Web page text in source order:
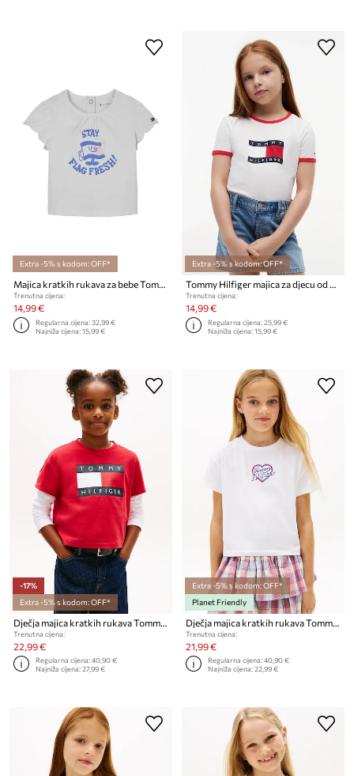
Extra -5% s kodom: OFF*
Majica kratkih rukava za bebe Tommy Hilfiger
Trenutna cijena:
14,99 €
Regularna cijena:32,99 €
Najniža cijena:15,99 €
Extra -5% s kodom: OFF*
Tommy Hilfiger majica za djecu od pamuka
Trenutna cijena:
14,99 €
Regularna cijena:25,99 €
Najniža cijena:15,99 €
-17%
Extra -5% s kodom: OFF*
Dječja majica kratkih rukava Tommy Hilfiger
Trenutna cijena:
22,99 €
Regularna cijena:40,90 €
Najniža cijena:27,99 €
Extra -5% s kodom: OFF*
Planet Friendly
Dječja majica kratkih rukava Tommy Hilfiger
Trenutna cijena:
21,99 €
Regularna cijena:40,90 €
Najniža cijena:22,99 €